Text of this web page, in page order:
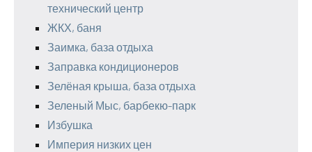
технический центр
ЖКХ, баня
Заимка, база отдыха
Заправка кондиционеров
Зелёная крыша, база отдыха
Зеленый Мыс, барбекю-парк
Избушка
Империя низких цен